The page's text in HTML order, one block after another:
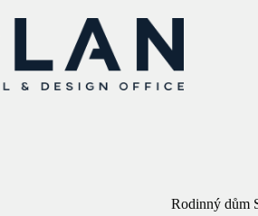
Rodinný dům